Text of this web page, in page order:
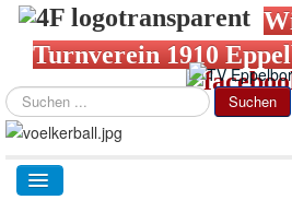
Turnverein 1910
Suchen
...
Suchen
TPL_PROTOSTAR_TOGGLE_MENU